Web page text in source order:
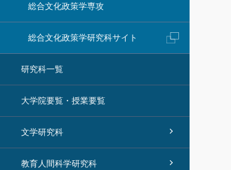
総合文化政策学専攻
総合文化政策学研究科サイト
研究科一覧
大学院要覧・授業要覧
文学研究科
教育人間科学研究科